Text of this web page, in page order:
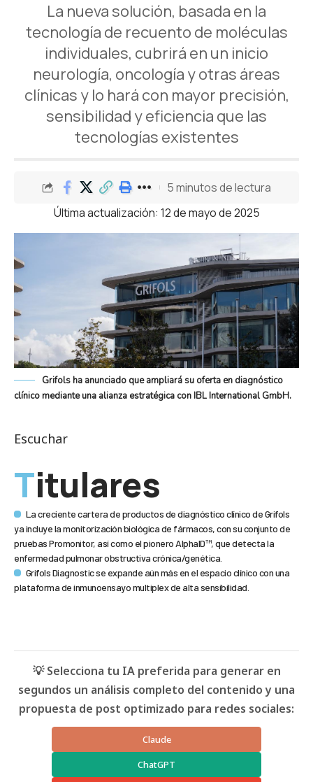
La nueva solución, basada en la
tecnología de recuento de moléculas
individuales, cubrirá en un inicio
neurología, oncología y otras áreas
clínicas y lo hará con mayor precisión,
sensibilidad y eficiencia que las
tecnologías existentes
Última actualización: 12 de mayo de 2025
5 minutos de lectura
Grifols ha anunciado que ampliará su oferta en diagnóstico
clínico mediante una alianza estratégica con IBL International GmbH.
Escuchar
Titulares
La creciente cartera de productos de diagnóstico clínico de Grifols
ya incluye la monitorización biológica de fármacos, con su conjunto de
pruebas Promonitor, así como el pionero AlphaID™, que detecta la
enfermedad pulmonar obstructiva crónica/genética.
Grifols Diagnostic se expande aún más en el espacio clínico con una
plataforma de inmunoensayo multiplex de alta sensibilidad.
💡 Selecciona tu IA preferida para generar en
segundos un análisis completo del contenido y una
propuesta de post optimizado para redes sociales:
Claude
ChatGPT